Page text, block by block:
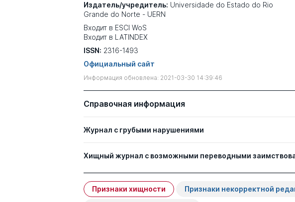
Издатель/учредитель: Universidade do Estado do Rio
Grande do Norte - UERN
Входит в ESCI WoS
Входит в LATINDEX
ISSN: 2316-1493
Официальный сайт
Информация обновлена: 2021-03-30 14:39:46
Справочная информация
Журнал с грубыми нарушениями
Хищный журнал с возможными переводными
Признаки хищности Признаки некорректной